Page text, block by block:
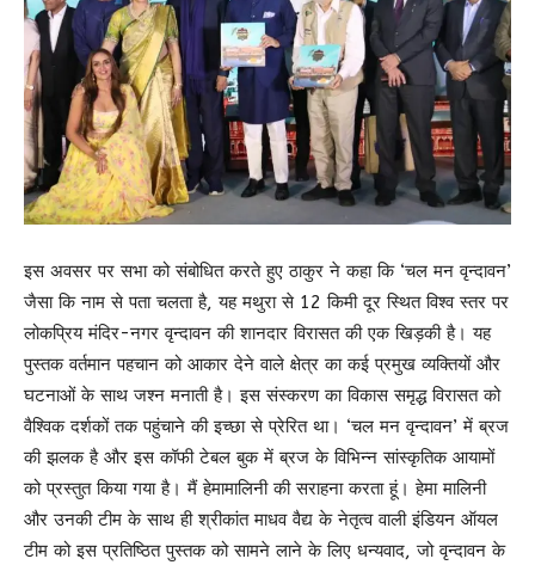
इस अवसर पर सभा को संबोधित करते हुए ठाकुर ने कहा कि ‘चल मन वृन्दावन’
जैसा कि नाम से पता चलता है, यह मथुरा से 12 किमी दूर स्थित विश्व स्तर पर
लोकप्रिय मंदिर-नगर वृन्दावन की शानदार विरासत की एक खिड़की है। यह
पुस्तक वर्तमान पहचान को आकार देने वाले क्षेत्र का कई प्रमुख व्यक्तियों और
घटनाओं के साथ जश्न मनाती है। इस संस्करण का विकास समृद्ध विरासत को
वैश्विक दर्शकों तक पहुंचाने की इच्छा से प्रेरित था। ‘चल मन वृन्दावन’ में ब्रज
की झलक है और इस कॉफी टेबल बुक में ब्रज के विभिन्न सांस्कृतिक आयामों
को प्रस्तुत किया गया है। मैं हेमामालिनी की सराहना करता हूं। हेमा मालिनी
और उनकी टीम के साथ ही श्रीकांत माधव वैद्य के नेतृत्व वाली इंडियन ऑयल
टीम को इस प्रतिष्ठित पुस्तक को सामने लाने के लिए धन्यवाद, जो वृन्दावन के